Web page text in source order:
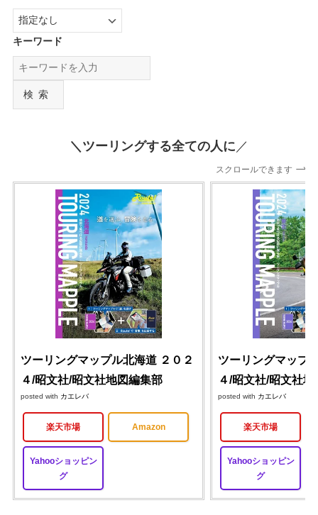
キーワード
検索
＼ツーリングする全ての人に ／
スクロールできます
ツーリングマップル北海道 ２０２
４/昭文社/昭文社地図編集部
posted with カエレバ
楽天市場 Amazon
Yahooショッピン
グ
ツーリングマップ
４/昭文社/昭文社
posted with カエレバ
楽天市場
Yahooショッピン
グ